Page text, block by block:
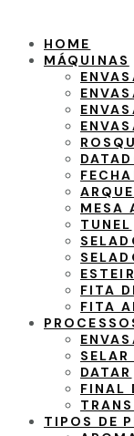
HOME
MÁQUINAS
MESA
TUNEL
FITA
FITA
SELAR
DATAR
FINAL
TIPOS DE